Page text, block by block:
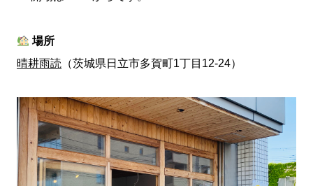
場所
晴耕雨読 （茨城県日立市多賀町1丁目12-24）